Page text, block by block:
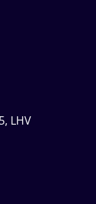
LHV